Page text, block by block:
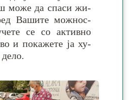
мо­же да спа­си жи­
Ва­ши­те мож­нос­
се со ак­тив­но
и по­ка­же­те ја ху­